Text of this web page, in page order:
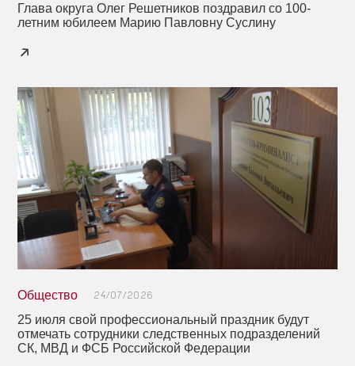
Глава округа Олег Решетников поздравил со 100-
летним юбилеем Марию Павловну Суслину
Общество 24/07/2026
25 июля свой профессиональный праздник будут
отмечать сотрудники следственных подразделений
СК, МВД и ФСБ Российской Федерации